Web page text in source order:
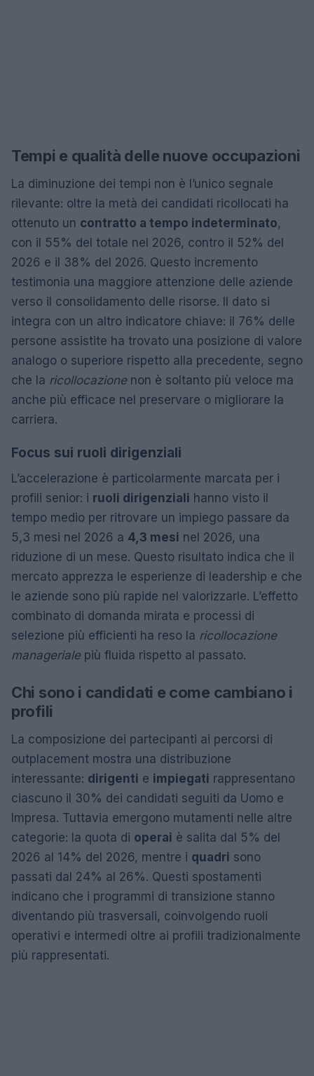
Tempi e qualità delle nuove occupazioni
La diminuzione dei tempi non è l’unico segnale
rilevante: oltre la metà dei candidati ricollocati ha
ottenuto un contratto a tempo indeterminato,
con il 55% del totale nel 2026, contro il 52% del
2026 e il 38% del 2026. Questo incremento
testimonia una maggiore attenzione delle aziende
verso il consolidamento delle risorse. Il dato si
integra con un altro indicatore chiave: il 76% delle
persone assistite ha trovato una posizione di valore
analogo o superiore rispetto alla precedente, segno
che la ricollocazionenon è soltanto più veloce ma
anche più efficace nel preservare o migliorare la
carriera.
Focus sui ruoli dirigenziali
L’accelerazione è particolarmente marcata per i
profili senior: i ruoli dirigenziali hanno visto il
tempo medio per ritrovare un impiego passare da
5,3 mesi nel 2026 a 4,3 mesi nel 2026, una
riduzione di un mese. Questo risultato indica che il
mercato apprezza le esperienze di leadership e che
le aziende sono più rapide nel valorizzarle. L’effetto
combinato di domanda mirata e processi di
selezione più efficienti ha reso la ricollocazione
managerialepiù fluida rispetto al passato.
Chi sono i candidati e come cambiano i
profili
La composizione dei partecipanti ai percorsi di
outplacement mostra una distribuzione
interessante: dirigenti e impiegati rappresentano
ciascuno il 30% dei candidati seguiti da Uomo e
Impresa. Tuttavia emergono mutamenti nelle altre
categorie: la quota di operai è salita dal 5% del
2026 al 14% del 2026, mentre i quadri sono
passati dal 24% al 26%. Questi spostamenti
indicano che i programmi di transizione stanno
diventando più trasversali, coinvolgendo ruoli
operativi e intermedi oltre ai profili tradizionalmente
più rappresentati.